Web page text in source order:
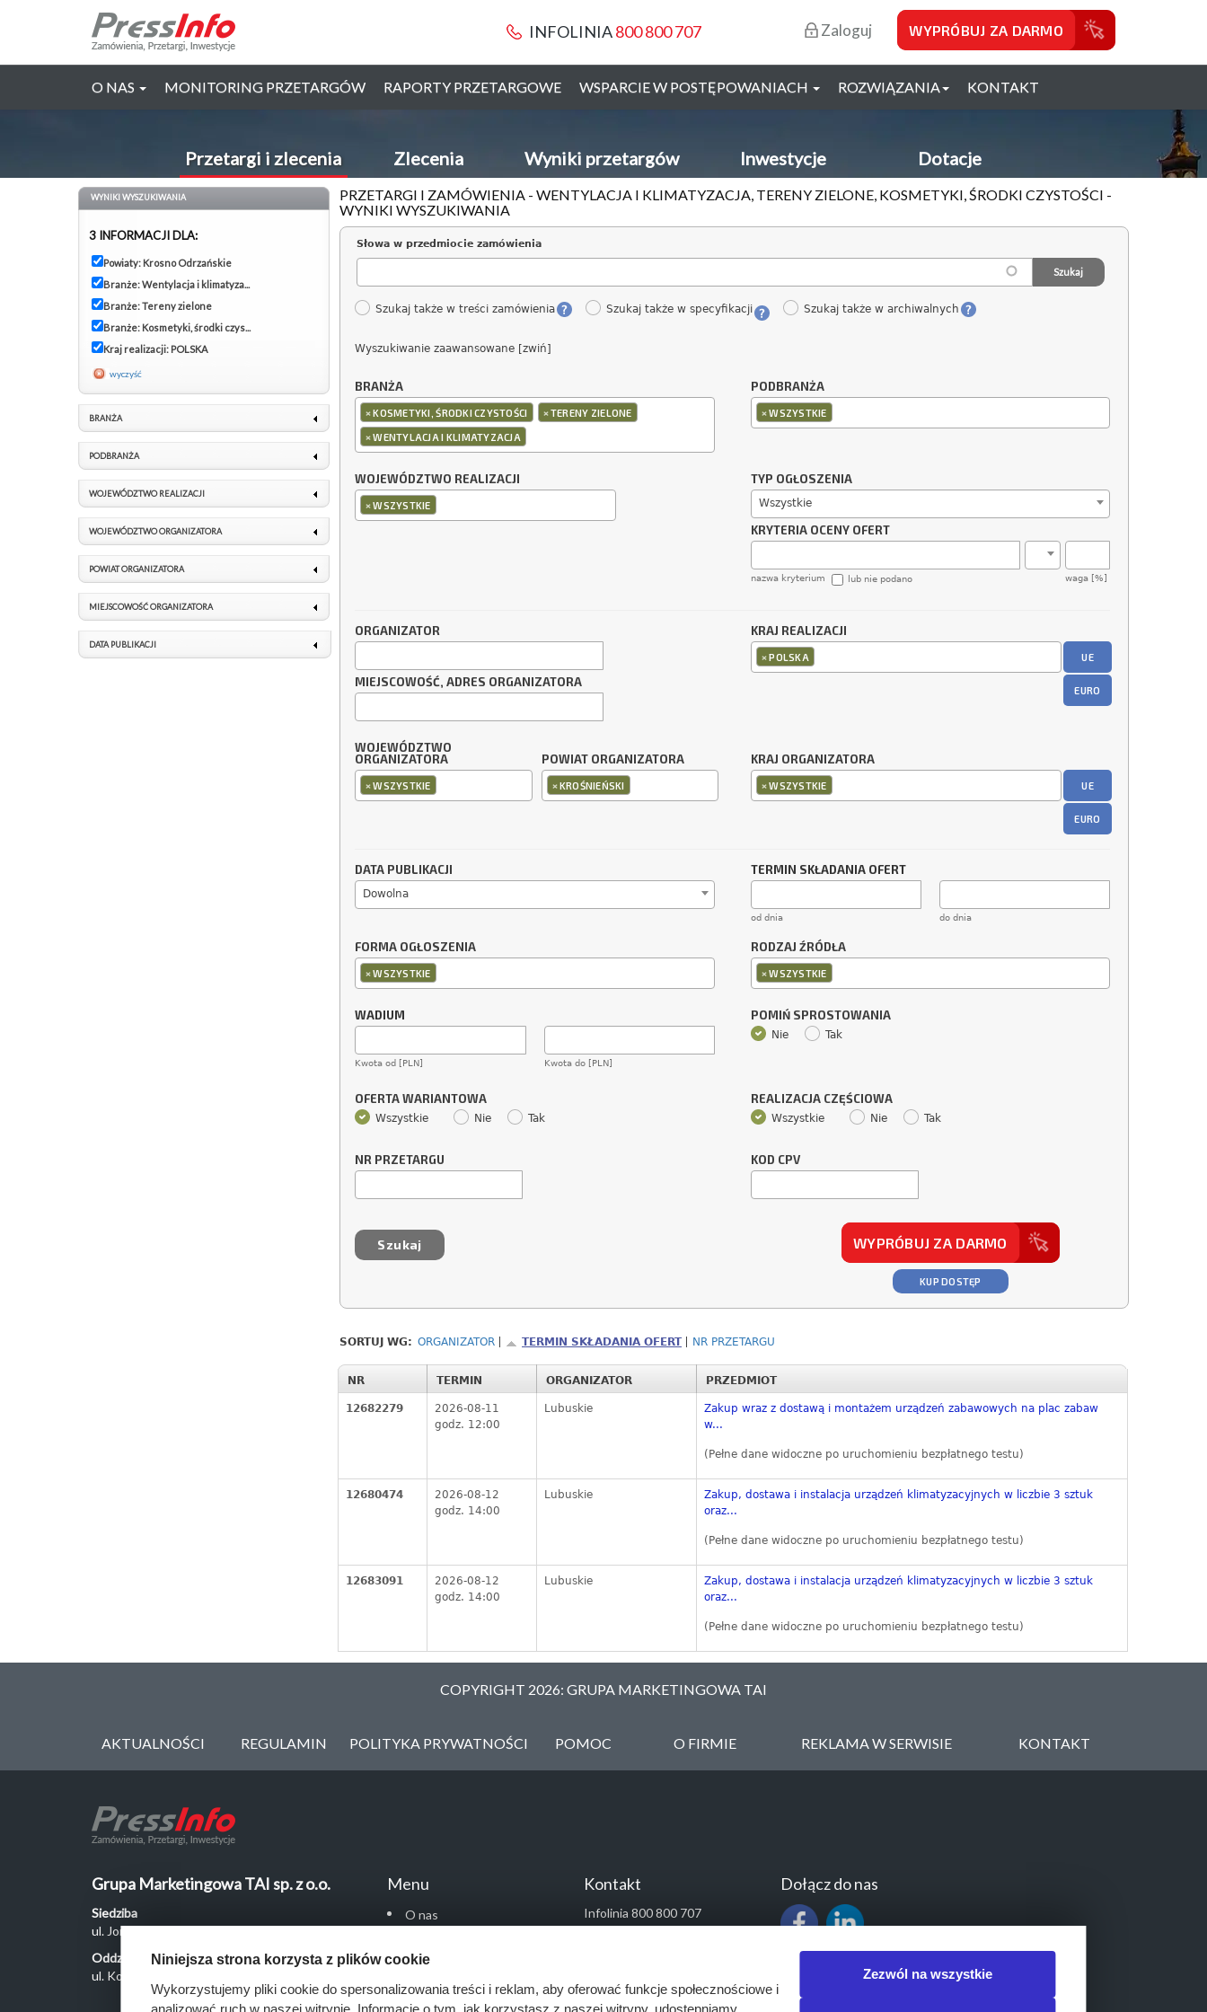
INFOLINIA800 800 707 Zaloguj WYPRÓBUJ ZA DARMO
O NAS MONITORING PRZETARGÓW RAPORTY PRZETARGOWE WSPARCIE W POSTĘPOWANIACH ROZWIĄZANIA KONTAKT
Przetargi i zlecenia Zlecenia Wyniki przetargów Inwestycje Dotacje
PRZETARGI I ZAMÓWIENIA - WENTYLACJA I KLIMATYZACJA, TERENY ZIELONE, KOSMETYKI, ŚRODKI CZYSTOŚCI -
WYNIKI WYSZUKIWANIA
Słowa w przedmiocie zamówienia
Szukaj także w treści zamówienia Szukaj także w specyfikacji Szukaj także w archiwalnych
Wyszukiwanie zaawansowane [zwiń]
BRANŻA
×KOSMETYKI, ŚRODKI CZYSTOŚCI ×TERENY ZIELONE
×WENTYLACJA I KLIMATYZACJA
PODBRANŻA
×WSZYSTKIE
WOJEWÓDZTWO REALIZACJI
×WSZYSTKIE
TYP OGŁOSZENIA
Wszystkie
KRYTERIA OCENY OFERT
nazwa kryterium waga [%]
lub nie podano
ORGANIZATOR
MIEJSCOWOŚĆ, ADRES ORGANIZATORA
KRAJ REALIZACJI
×POLSKA UE
EURO
WOJEWÓDZTWO
ORGANIZATORA
×WSZYSTKIE
POWIAT ORGANIZATORA
×KROŚNIEŃSKI
KRAJ ORGANIZATORA
×WSZYSTKIE UE
EURO
DATA PUBLIKACJI
Dowolna
TERMIN SKŁADANIA OFERT
od dnia do dnia
FORMA OGŁOSZENIA
×WSZYSTKIE
RODZAJ ŹRÓDŁA
×WSZYSTKIE
WADIUM
Kwota od [PLN] Kwota do [PLN]
POMIŃ SPROSTOWANIA
Nie Tak
OFERTA WARIANTOWA
Wszystkie Nie Tak
REALIZACJA CZĘŚCIOWA
Wszystkie Nie Tak
NR PRZETARGU KOD CPV
WYPRÓBUJ ZA DARMO
KUP DOSTĘP
SORTUJ WG: ORGANIZATOR TERMIN SKŁADANIA OFERT NR PRZETARGU
NR TERMIN ORGANIZATOR PRZEDMIOT
12682279
2026-08-11
godz. 12:00
Lubuskie
Zakup wraz z dostawą i montażem urządzeń zabawowych na plac zabaw
w...
(Pełne dane widoczne po uruchomieniu bezpłatnego testu)
12680474
2026-08-12
godz. 14:00
Lubuskie
Zakup, dostawa i instalacja urządzeń klimatyzacyjnych w liczbie 3 sztuk
oraz...
(Pełne dane widoczne po uruchomieniu bezpłatnego testu)
12683091
2026-08-12
godz. 14:00
Lubuskie
Zakup, dostawa i instalacja urządzeń klimatyzacyjnych w liczbie 3 sztuk
oraz...
(Pełne dane widoczne po uruchomieniu bezpłatnego testu)
WYNIKI WYSZUKIWANIA
3 INFORMACJI DLA:
Powiaty: Krosno Odrzańskie
Branże: Wentylacja i klimatyza...
Branże: Tereny zielone
Branże: Kosmetyki, środki czys...
Kraj realizacji: POLSKA
wyczyść
BRANŻA
PODBRANŻA
WOJEWÓDZTWO REALIZACJI
WOJEWÓDZTWO ORGANIZATORA
POWIAT ORGANIZATORA
MIEJSCOWOŚĆ ORGANIZATORA
DATA PUBLIKACJI
COPYRIGHT 2026: GRUPA MARKETINGOWA TAI
AKTUALNOŚCI REGULAMIN POLITYKA PRYWATNOŚCI POMOC O FIRMIE REKLAMA W SERWISIE KONTAKT
Grupa Marketingowa TAI sp. z o.o.
Siedziba
ul. Jordanowska 12, 04-204 Warszawa
Oddział Poznań
ul. Kochanowskiego 18/6, 60-846 Poznań
Menu
O nas
Monitoring przetargów
Raporty przetargowe
Kontakt
Infolinia 800 800 707
kontakt@pressinfo.pl
Dołącz do nas
Niniejsza strona korzysta z plików cookie
Wykorzystujemy pliki cookie do spersonalizowania treści i reklam, aby oferować funkcje społecznościowe i
analizować ruch w naszej witrynie. Informacje o tym, jak korzystasz z naszej witryny, udostępniamy
Zezwól na wszystkie